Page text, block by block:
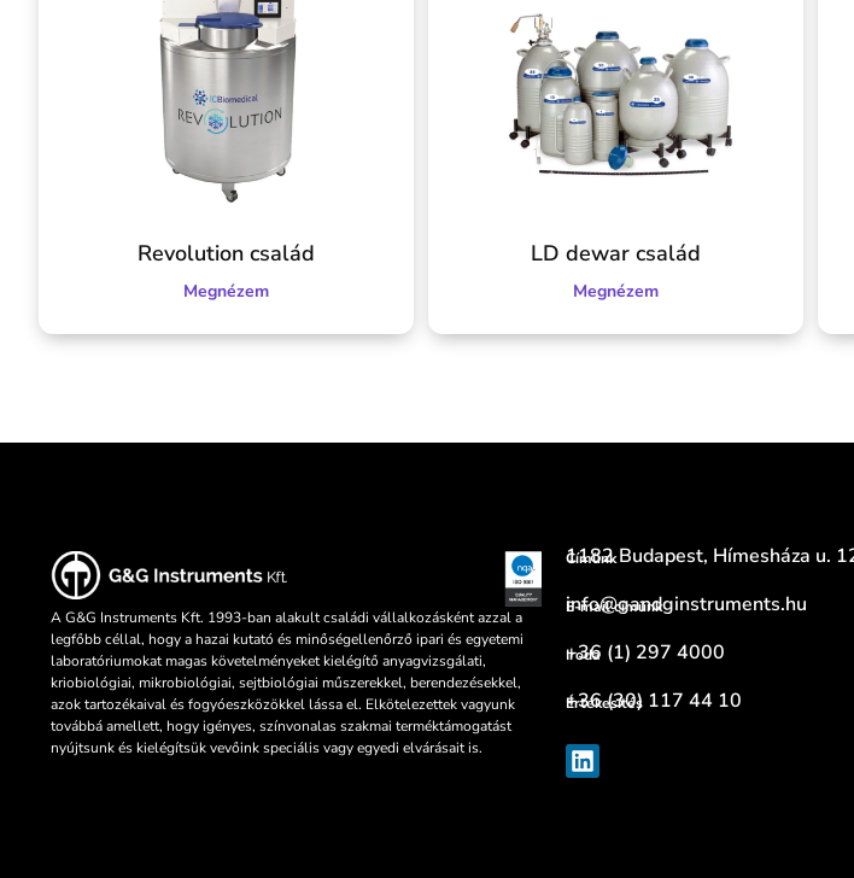
Revolution család
Megnézem
LD dewar család
Megnézem
A G&G Instruments Kft. 1993-ban alakult családi vállalkozásként azzal a
legfőbb céllal, hogy a hazai kutató és minőségellenőrző ipari és egyetemi
laboratóriumokat magas követelményeket kielégítő anyagvizsgálati,
kriobiológiai, mikrobiológiai, sejtbiológiai műszerekkel, berendezésekkel,
azok tartozékaival és fogyóeszközökkel lássa el. Elkötelezettek vagyunk
továbbá amellett, hogy igényes, színvonalas szakmai terméktámogatást
nyújtsunk és kielégítsük vevőink speciális vagy egyedi elvárásait is.
Címünk
1182 Budapest, Hímesháza u.
E-mail címünk
info@gandginstruments.hu
Iroda
+36 (1) 297 4000
Értékesítés
+36 (30) 117 44 10